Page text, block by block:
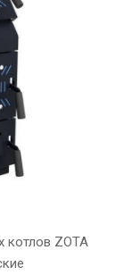
котлов ZOTA